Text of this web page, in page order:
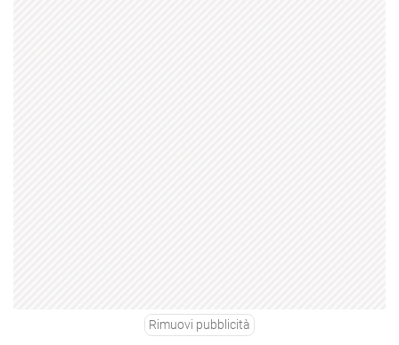
Rimuovi pubblicità